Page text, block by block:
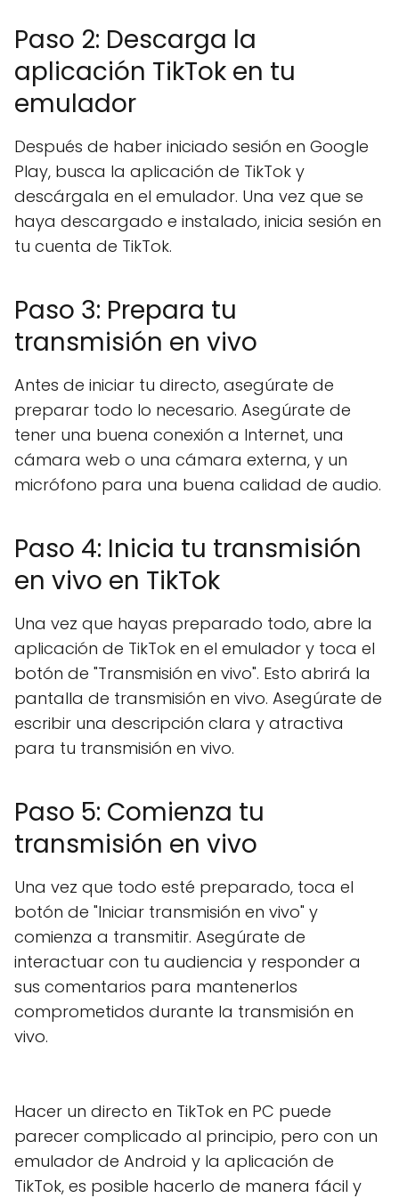
Paso 2: Descarga la
aplicación TikTok en tu
emulador
Después de haber iniciado sesión en Google
Play, busca la aplicación de TikTok y
descárgala en el emulador. Una vez que se
haya descargado e instalado, inicia sesión en
tu cuenta de TikTok.
Paso 3: Prepara tu
transmisión en vivo
Antes de iniciar tu directo, asegúrate de
preparar todo lo necesario. Asegúrate de
tener una buena conexión a Internet, una
cámara web o una cámara externa, y un
micrófono para una buena calidad de audio.
Paso 4: Inicia tu transmisión
en vivo en TikTok
Una vez que hayas preparado todo, abre la
aplicación de TikTok en el emulador y toca el
botón de "Transmisión en vivo". Esto abrirá la
pantalla de transmisión en vivo. Asegúrate de
escribir una descripción clara y atractiva
para tu transmisión en vivo.
Paso 5: Comienza tu
transmisión en vivo
Una vez que todo esté preparado, toca el
botón de "Iniciar transmisión en vivo" y
comienza a transmitir. Asegúrate de
interactuar con tu audiencia y responder a
sus comentarios para mantenerlos
comprometidos durante la transmisión en
vivo.
Hacer un directo en TikTok en PC puede
parecer complicado al principio, pero con un
emulador de Android y la aplicación de
TikTok, es posible hacerlo de manera fácil y